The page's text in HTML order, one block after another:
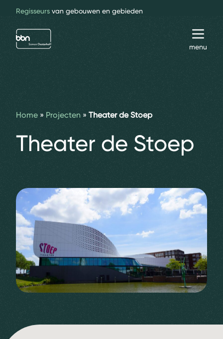
Regisseurs van gebouwen en gebieden
bbn adviseurs
menu
Home » Projecten » Theater de Stoep
Theater de Stoep